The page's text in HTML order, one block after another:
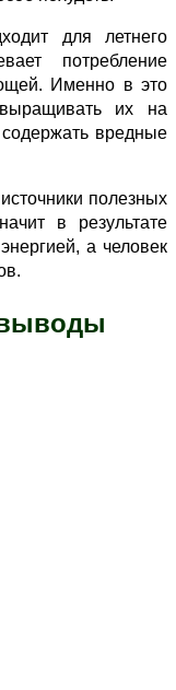
для летнего
потребление
Именно в это
их на
содержать вредные
полезных
в результате
а человек